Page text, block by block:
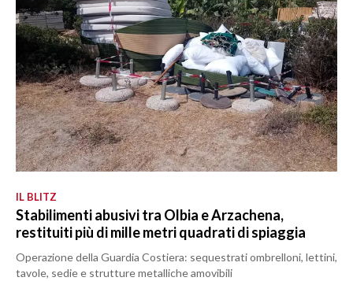
IL BLITZ
Stabilimenti abusivi tra Olbia e Arzachena,
restituiti più di mille metri quadrati di spiaggia
Operazione della Guardia Costiera: sequestrati ombrelloni, lettini,
tavole, sedie e strutture metalliche amovibili